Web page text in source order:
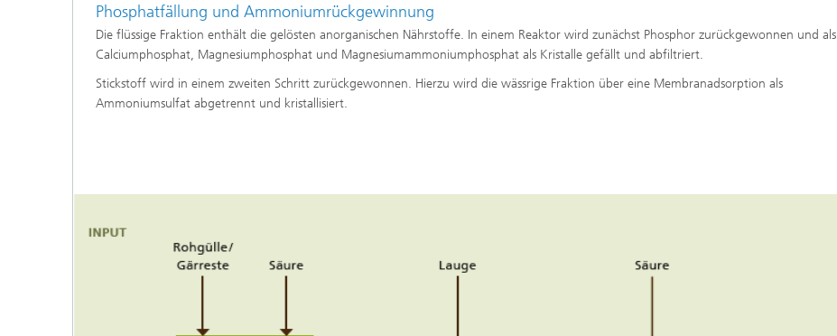
Phosphatfällung und Ammoniumrückgewinnung
Die flüssige Fraktion enthält die gelösten anorganischen Nährstoffe. In einem Reaktor wird zunächst Phosphor zurückgewonnen und als
Calciumphosphat, Magnesiumphosphat und Magnesiumammoniumphosphat als Kristalle gefällt und abfiltriert.
Stickstoff wird in einem zweiten Schritt zurückgewonnen. Hierzu wird die wässrige Fraktion über eine Membranadsorption als
Ammoniumsulfat abgetrennt und kristallisiert.